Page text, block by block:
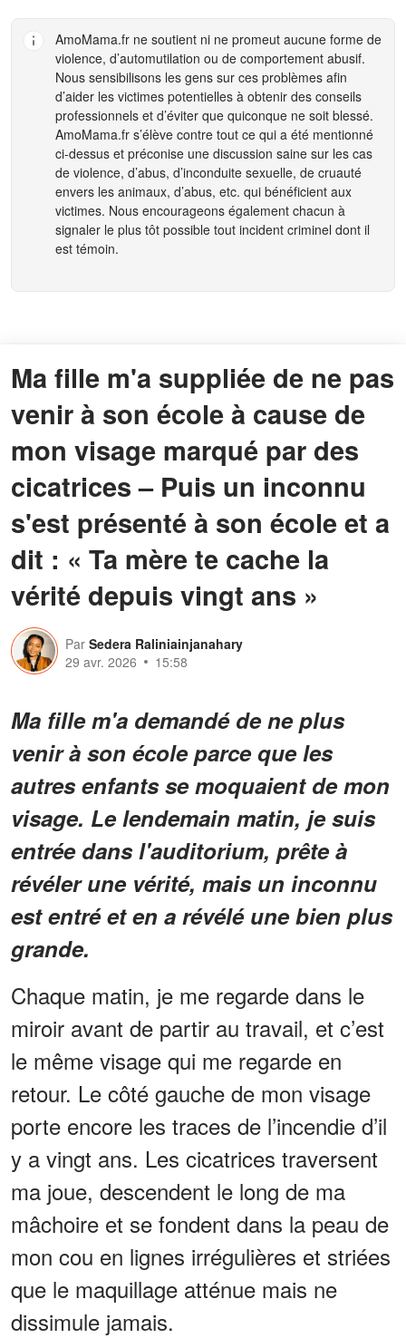
AmoMama.fr ne soutient ni ne promeut aucune forme de
violence, d’automutilation ou de comportement abusif.
Nous sensibilisons les gens sur ces problèmes afin
d’aider les victimes potentielles à obtenir des conseils
professionnels et d’éviter que quiconque ne soit blessé.
AmoMama.fr s’élève contre tout ce qui a été mentionné
ci-dessus et préconise une discussion saine sur les cas
de violence, d’abus, d’inconduite sexuelle, de cruauté
envers les animaux, d’abus, etc. qui bénéficient aux
victimes. Nous encourageons également chacun à
signaler le plus tôt possible tout incident criminel dont il
est témoin.
Ma fille m'a suppliée de ne pas
venir à son école à cause de
mon visage marqué par des
cicatrices – Puis un inconnu
s'est présenté à son école et a
dit : « Ta mère te cache la
vérité depuis vingt ans »
Par Sedera Raliniainjanahary
29 avr. 2026
15:58
Ma fille m'a demandé de ne plus
venir à son école parce que les
autres enfants se moquaient de mon
visage. Le lendemain matin, je suis
entrée dans l'auditorium, prête à
révéler une vérité, mais un inconnu
est entré et en a révélé une bien plus
grande.
Chaque matin, je me regarde dans le
miroir avant de partir au travail, et c’est
le même visage qui me regarde en
retour. Le côté gauche de mon visage
porte encore les traces de l’incendie d’il
y a vingt ans. Les cicatrices traversent
ma joue, descendent le long de ma
mâchoire et se fondent dans la peau de
mon cou en lignes irrégulières et striées
que le maquillage atténue mais ne
dissimule jamais.